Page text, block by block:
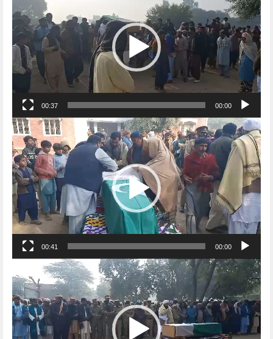
00:00
00:37
Video
Player
00:00
00:41
Video
Player